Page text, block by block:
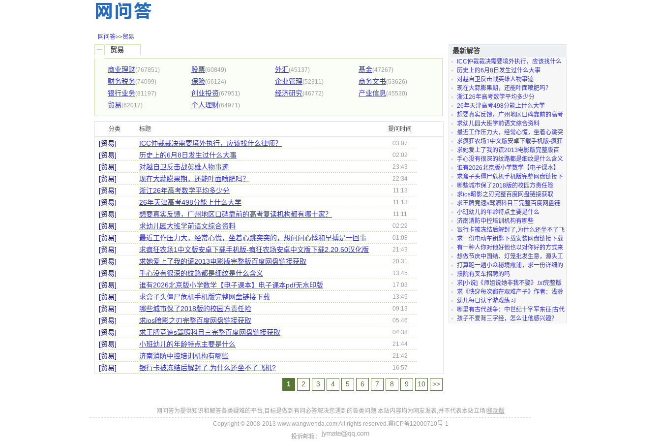
网问答>>贸易
贸易
商业理财(767851) 股票(60849) 外汇(45137) 基金(47267)
财务税务(74099) 保险(66124) 企业管理(52311) 商务文书(53626)
银行业务(81197) 创业投资(67951) 经济研究(46772) 产业信息(45530)
贸易(62017) 个人理财(64971)
分类 标题 提问时间
[贸易] ICC仲裁裁决需要境外执行，应该找什么律师？ 03:07
[贸易] 历史上的6月8日发生过什么大事 02:02
[贸易] 对越自卫反击战英雄人物事迹 23:43
[贸易] 现在大蒜膨果期，还能叶面喷肥吗？ 22:34
[贸易] 浙江26年高考数学平均多少分 11:13
[贸易] 26年天津高考498分能上什么大学 11:13
[贸易] 想要真实反馈，广州地区口碑靠前的高考复读机构都有哪十家？ 11:11
[贸易] 求幼儿园大班学前语文综合资料 02:22
[贸易] 最近工作压力大，经常心慌，坐着心跳突突的，想问问心悸和早搏是一回事 01:08
[贸易] 求疯狂农场1中文版安卓下载手机版-疯狂农场安卓中文版下载2.20.60汉化版 21:43
[贸易] 求她爱上了我的谎2013电影版完整版百度网盘链接获取 20:31
[贸易] 手心没有很深的纹路都是细纹是什么含义 13:45
[贸易] 谁有2026北京版小学数学【电子课本】电子课本pdf无水印版 17:03
[贸易] 求盒子头僵尸危机手机版完整网盘链接下载 13:45
[贸易] 哪些城市保了2018版的校园方责任险 09:13
[贸易] 求ios暗影之刃完整百度网盘链接获取 05:46
[贸易] 求王牌竞速s驾照科目三完整百度网盘链接获取 04:38
[贸易] 小班幼儿的年龄特点主要是什么 21:44
[贸易] 济南消防中控培训机构有哪些 21:42
[贸易] 银行卡被冻结后解封了,为什么还坐不了飞机? 16:57
1 2 3 4 5 6 7 8 9 10 >>
最新解答
ICC仲裁裁决需要境外执行，应该找什么
律师？
历史上的6月8日发生过什么大事
对越自卫反击战英雄人物事迹
现在大蒜膨果期，还能叶面喷肥吗？
浙江26年高考数学平均多少分
26年天津高考498分能上什么大学
想要真实反馈，广州地区口碑靠前的高考
复读机构都有
求幼儿园大班学前语文综合资料
最近工作压力大，经常心慌，坐着心跳突
突的，想问问
求疯狂农场1中文版安卓下载手机版-疯狂
农场安卓中文
求她爱上了我的谎2013电影版完整版百
度网盘链接获取
手心没有很深的纹路都是细纹是什么含义
谁有2026北京版小学数学【电子课本】
电子课本pdf无水
求盒子头僵尸危机手机版完整网盘链接下
载 哪些城市保了2018版的校园方责任险
求ios暗影之刃完整百度网盘链接获取
求王牌竞速s驾照科目三完整百度网盘链
接获取
小班幼儿的年龄特点主要是什么
济南消防中控培训机构有哪些
银行卡被冻结后解封了,为什么还坐不了飞
机?求一份电动车钥匙下载安装网盘链接下载
有一种人你对他好他也以对你好的方式来
回馈你，他已
想做节庆中国结、灯笼批发生意，源头工
厂怎么选？
打算跑一趟小众秘境霞浦，求一份详细的
自驾路线安排
濮院有叉车招聘的吗
求[小说]《师姐说她非我不娶》.txt完整版
网盘链接下
求《快穿每次都在艰难产子》作者：浅聆
三千.txt完整
幼儿每日认字游戏练习
哪里有古代战争：中世纪十字军东征|古代
战争中世纪十
孩子不爱背三字经，怎么让他感兴趣？
网问答为提供知识和解答各类疑难的平台,目标是做到有问必答解决您遇到的各类问题.本站内容均为网友发表,并不代表本站立场!移动版
Copyright © 2008-2013 www.wangwenda.com All rights reserved.冀ICP备12000710号-1
投诉邮箱：